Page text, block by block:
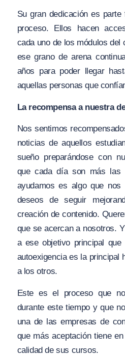
Su gran dedicación es parte
proceso. Ellos hacen
cada uno de los módulos
ese grano de arena
años para poder llegar
aquellas personas que
La recompensa a nuestra
Nos sentimos
noticias de aquellos
sueño preparándose con
que cada día son más las
ayudamos es algo que
deseos de seguir
creación de contenido.
que se acercan a nosotros.
a ese objetivo principal
autoexigencia es la principal
a los otros.
Este es el proceso que
durante este tiempo y que
una de las empresas de
que más aceptación tiene
calidad de sus cursos.